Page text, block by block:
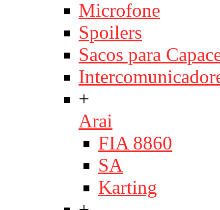
Microfone
Spoilers
Sacos para
+
Arai
FIA 8860
SA
Karting